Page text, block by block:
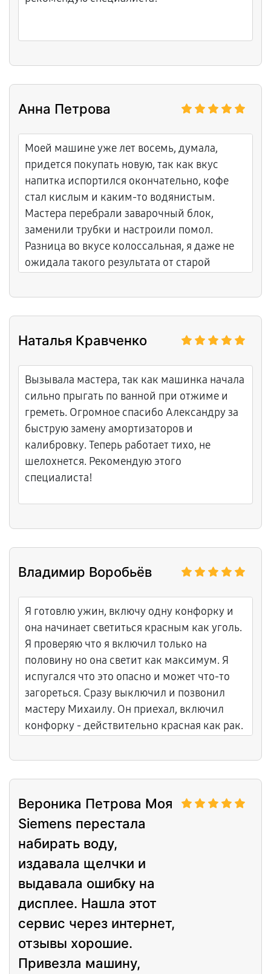
Анна Петрова
Моей машине уже лет восемь, думала,
придется покупать новую, так как вкус
напитка испортился окончательно, кофе
стал кислым и каким-то водянистым.
Мастера перебрали заварочный блок,
заменили трубки и настроили помол.
Разница во вкусе колоссальная, я даже не
ожидала такого результата от старой
профессионалами, остались очень
Наталья Кравченко
Вызывала мастера, так как машинка начала
сильно прыгать по ванной при отжиме и
греметь. Огромное спасибо Александру за
быструю замену амортизаторов и
калибровку. Теперь работает тихо, не
шелохнется. Рекомендую этого
специалиста!
Владимир Воробьёв
Я готовлю ужин, включу одну конфорку и
она начинает светиться красным как уголь.
Я проверяю что я включил только на
половину но она светит как максимум. Я
испугался что это опасно и может что-то
загореться. Сразу выключил и позвонил
мастеру Михаилу. Он приехал, включил
конфорку - действительно красная как рак.
заклинило и подаёт полное напряжение
новое. Теперь конфорка регулируется
нормально. Спасибо что быстро справился!
Вероника Петрова Моя
Siemens перестала
набирать воду,
издавала щелчки и
выдавала ошибку на
дисплее. Нашла этот
сервис через интернет,
отзывы хорошие.
Привезла машину,